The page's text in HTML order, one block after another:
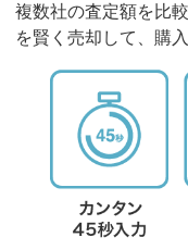
複数社の査定額を比
を賢く売却して、購